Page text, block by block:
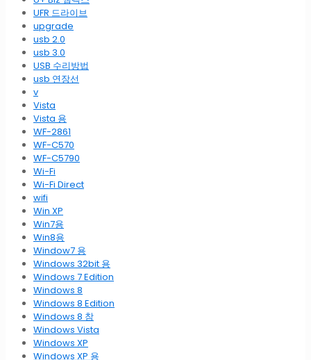
UFR 드라이브
upgrade
usb 2.0
usb 3.0
USB 수리방법
usb 연장선
v
Vista
Vista 용
WF-2861
WF-C570
WF-C5790
Wi-Fi
Wi-Fi Direct
wifi
Win XP
Win7용
Win8용
Window7 용
Windows 32bit 용
Windows 7 Edition
Windows 8
Windows 8 Edition
Windows 8 참
Windows Vista
Windows XP
Windows XP 용